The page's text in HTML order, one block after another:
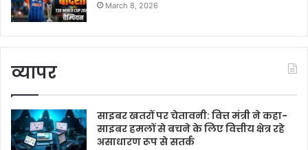
March 8, 2026
व्यापर
साइबर खतरों पर चेतावनी: वित्त मंत्री ने कहा-
साइबर हमलों से बचने के लिए वित्तीय क्षेत्र रहे
असाधारण रूप से सतर्क